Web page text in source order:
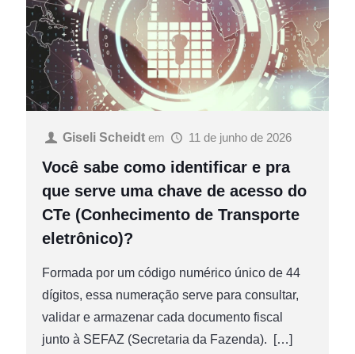
Giseli Scheidt em 11 de junho de 2026
Você sabe como identificar e pra
que serve uma chave de acesso do
CTe (Conhecimento de Transporte
eletrônico)?
Formada por um código numérico único de 44
dígitos, essa numeração serve para consultar,
validar e armazenar cada documento fiscal
junto à SEFAZ (Secretaria da Fazenda).
[…]